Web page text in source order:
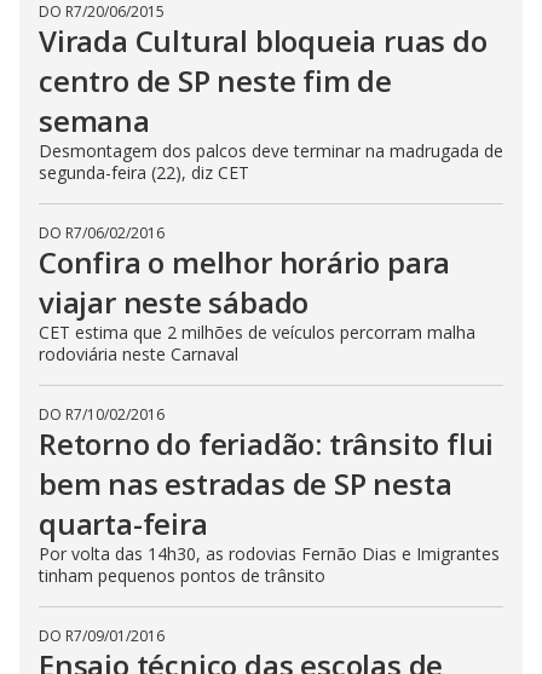
DO R7/20/06/2015
Virada Cultural bloqueia ruas do
centro de SP neste fim de
semana
Desmontagem dos palcos deve terminar na madrugada de
segunda-feira (22), diz CET
DO R7/06/02/2016
Confira o melhor horário para
viajar neste sábado
CET estima que 2 milhões de veículos percorram malha
rodoviária neste Carnaval
DO R7/10/02/2016
Retorno do feriadão: trânsito flui
bem nas estradas de SP nesta
quarta-feira
Por volta das 14h30, as rodovias Fernão Dias e Imigrantes
tinham pequenos pontos de trânsito
DO R7/09/01/2016
Ensaio técnico das escolas de